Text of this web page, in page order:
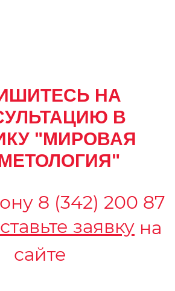
НА
В
"МИРОВАЯ
8 (342) 200 87
заявку на
сайте